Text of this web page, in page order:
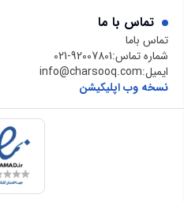
تماس با ما
تماس باما
شماره تماس:021-92007801
ایمیل:info@charsooq.com
نسخه وب اپلیکیشن